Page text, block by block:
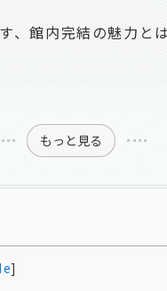
、館内完結の魅力と
もっと見る
]